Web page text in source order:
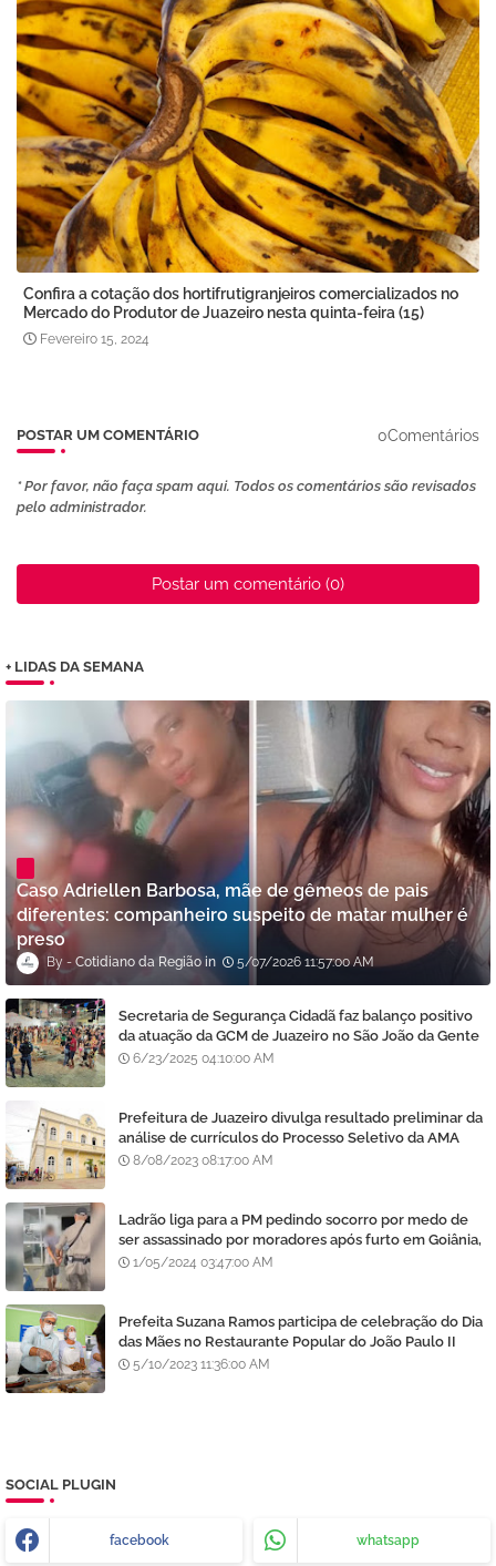
Confira a cotação dos hortifrutigranjeiros comercializados no
Mercado do Produtor de Juazeiro nesta quinta-feira (15)
Fevereiro 15, 2024
POSTAR UM COMENTÁRIO 0Comentários
* Por favor, não faça spam aqui. Todos os comentários são revisados ​​
pelo administrador.
Postar um comentário (0)
+ LIDAS DA SEMANA
Caso Adriellen Barbosa, mãe de gêmeos de pais
diferentes: companheiro suspeito de matar mulher é
preso
Cotidiano da Região 5/07/2026 11:57:00 AM
Secretaria de Segurança Cidadã faz balanço positivo
da atuação da GCM de Juazeiro no São João da Gente
6/23/2025 04:10:00 AM
Prefeitura de Juazeiro divulga resultado preliminar da
análise de currículos do Processo Seletivo da AMA
8/08/2023 08:17:00 AM
Ladrão liga para a PM pedindo socorro por medo de
ser assassinado por moradores após furto em Goiânia,
diz polícia
1/05/2024 03:47:00 AM
Prefeita Suzana Ramos participa de celebração do Dia
das Mães no Restaurante Popular do João Paulo II
5/10/2023 11:36:00 AM
SOCIAL PLUGIN
facebook whatsapp